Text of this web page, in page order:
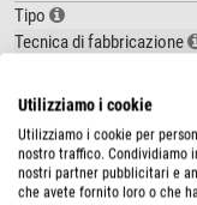
vostre osservazioni
Osservate la natura, gli
nitidezza
potrete distinguere
zolfo.
Il vostro Photoscope
Tipo
Tecnica di fabbricazione
Lunghezza focale (mm)
Potere di risoluzione
Valore limite (mag)
Capacità di raccolta della
Utilizziamo i cookie
Utilizziamo i cookie per
nostro traffico. Condividiamo
nostri partner pubblicitari e
che avete fornito loro o che